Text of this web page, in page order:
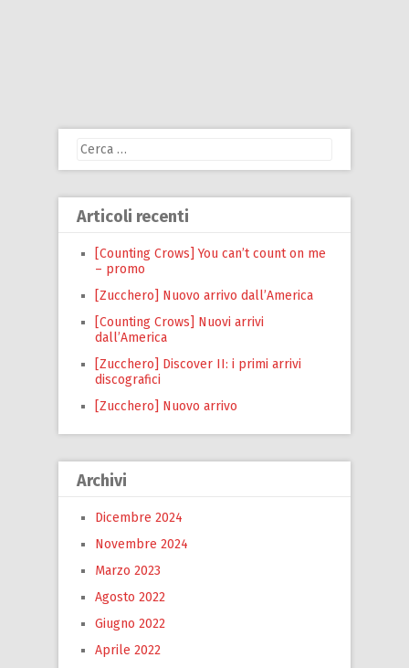
Ricerca
Articoli recenti
[Counting Crows] You can’t count on me
– promo
[Zucchero] Nuovo arrivo dall’America
[Counting Crows] Nuovi arrivi
dall’America
[Zucchero] Discover II: i primi arrivi
discografici
[Zucchero] Nuovo arrivo
Archivi
Dicembre 2024
Novembre 2024
Marzo 2023
Agosto 2022
Giugno 2022
Aprile 2022